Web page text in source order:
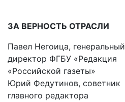
ЗА ВЕРНОСТЬ ОТРАСЛИ
Павел Негоица, генеральный
директор ФГБУ «Редакция
«Российской газеты»
Юрий Федутинов, советник
главного редактора